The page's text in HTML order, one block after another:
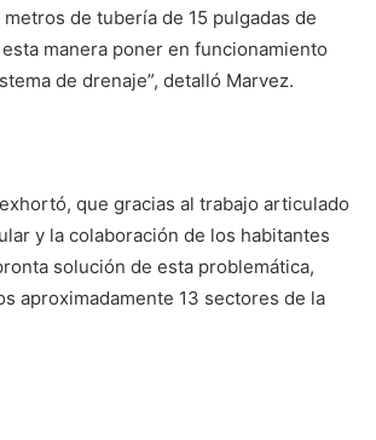
de tubería de 15 pulgadas de
manera poner en funcionamiento
de drenaje”, detalló Marvez.
que gracias al trabajo articulado
y la colaboración de los habitantes
solución de esta problemática,
aproximadamente 13 sectores de la